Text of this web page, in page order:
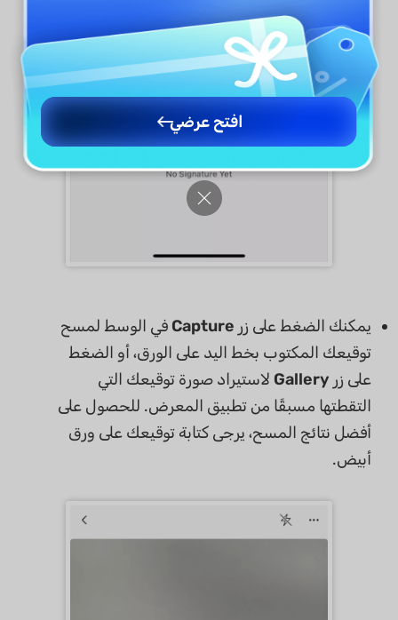
يمكنك الضغط على زر Capture في الوسط لمسح
توقيعك المكتوب بخط اليد على الورق، أو الضغط
على زر Gallery لاستيراد صورة توقيعك التي
التقطتها مسبقًا من تطبيق المعرض. للحصول على
أفضل نتائج المسح، يرجى كتابة توقيعك على ورق
أبيض.
افتح عرضي